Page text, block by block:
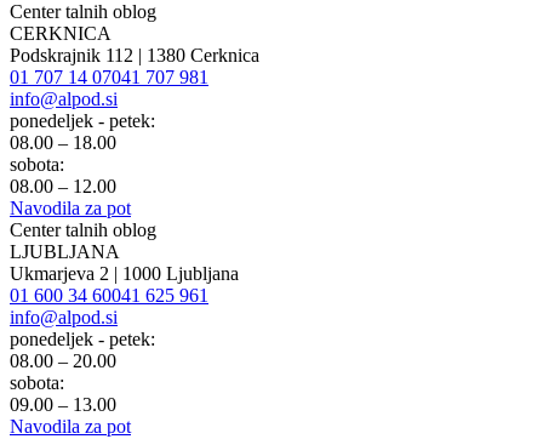
Center talnih oblog
CERKNICA
Podskrajnik 112 | 1380 Cerknica
01 707 14 07041 707 981
info@alpod.si
ponedeljek - petek:
08.00 – 18.00
sobota:
08.00 – 12.00
Navodila za pot
Center talnih oblog
LJUBLJANA
Ukmarjeva 2 | 1000 Ljubljana
01 600 34 60041 625 961
info@alpod.si
ponedeljek - petek:
08.00 – 20.00
sobota:
09.00 – 13.00
Navodila za pot